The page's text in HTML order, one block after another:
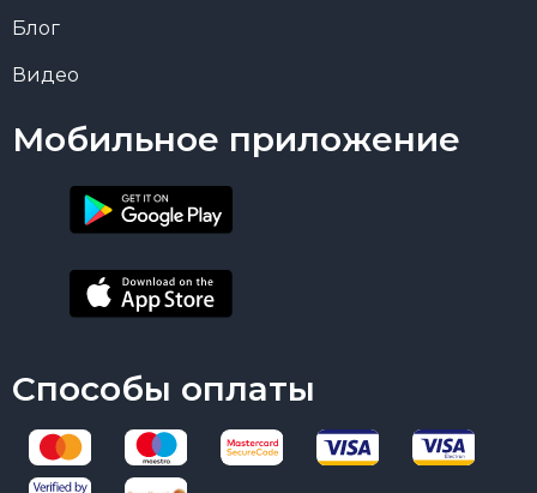
Блог
Видео
Мобильное приложение
Способы оплаты